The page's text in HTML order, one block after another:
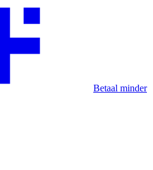
Betaal minder